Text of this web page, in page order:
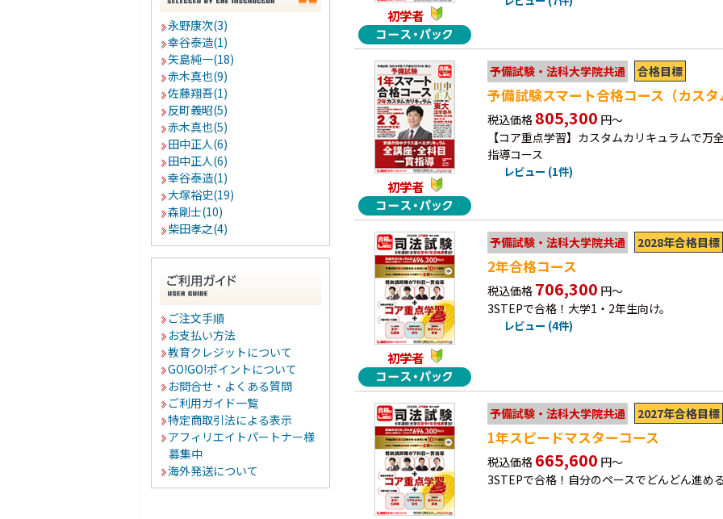
永野康次(3)
幸谷泰造(1)
矢島純一(18)
赤木真也(9)
佐藤翔吾(1)
反町義昭(5)
赤木真也(5)
田中正人(6)
田中正人(6)
幸谷泰造(1)
大塚裕史(19)
森剛士(10)
柴田孝之(4)
ご注文手順
お支払い方法
教育クレジットについて
GO!GO!ポイントについて
お問合せ・よくある質問
ご利用ガイド一覧
特定商取引法による表示
アフィリエイトパートナー様
募集中
海外発送について
初学者
初学者
予備試験・法科大学院共通 合格目標
予備試験スマート合格コース（カスタ
税込価格 805,300 円～
【コア重点学習】カスタムカリキュラムで
指導コース
レビュー (1件)
初学者
予備試験・法科大学院共通 2028年合格目標
2年合格コース
税込価格 706,300 円～
3STEPで合格！大学1・2年生向け。
レビュー (4件)
予備試験・法科大学院共通 2027年合格目標
1年スピードマスターコース
税込価格 665,600 円～
3STEPで合格！自分のペースでどんどん進める